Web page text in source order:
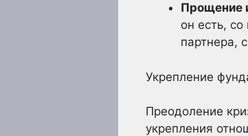
Прощение
он есть,
партнера,
Укрепление
Преодоление
укрепления